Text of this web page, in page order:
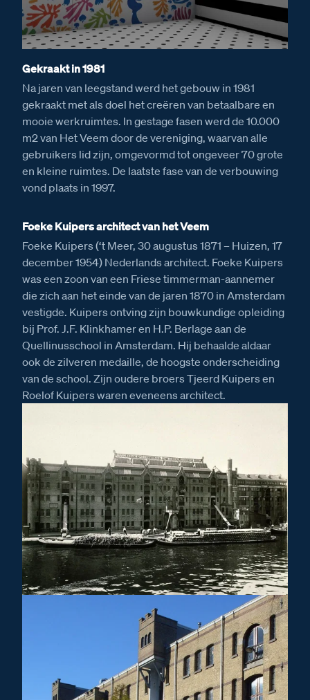
Gekraakt in 1981
Na jaren van leegstand werd het gebouw in 1981
gekraakt met als doel het creëren van betaalbare en
mooie werkruimtes. In gestage fasen werd de 10.000
m2 van Het Veem door de vereniging, waarvan alle
gebruikers lid zijn, omgevormd tot ongeveer 70 grote
en kleine ruimtes. De laatste fase van de verbouwing
vond plaats in 1997.
Foeke Kuipers architect van het Veem
Foeke Kuipers (‘t Meer, 30 augustus 1871 – Huizen, 17
december 1954) Nederlands architect. Foeke Kuipers
was een zoon van een Friese timmerman-aannemer
die zich aan het einde van de jaren 1870 in Amsterdam
vestigde. Kuipers ontving zijn bouwkundige opleiding
bij Prof. J.F. Klinkhamer en H.P. Berlage aan de
Quellinusschool in Amsterdam. Hij behaalde aldaar
ook de zilveren medaille, de hoogste onderscheiding
van de school. Zijn oudere broers Tjeerd Kuipers en
Roelof Kuipers waren eveneens architect.